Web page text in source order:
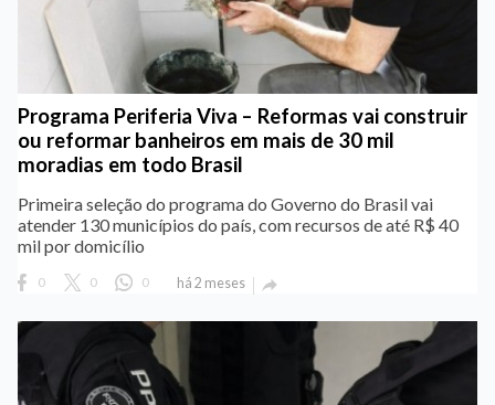
Programa Periferia Viva – Reformas vai construir
ou reformar banheiros em mais de 30 mil
moradias em todo Brasil
Primeira seleção do programa do Governo do Brasil vai
atender 130 municípios do país, com recursos de até R$ 40
mil por domicílio
0 0 0 há 2 meses 